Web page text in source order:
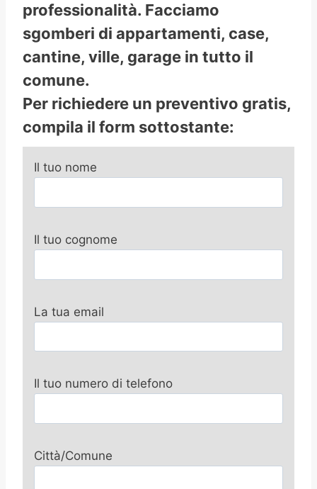
professionalità. Facciamo
sgomberi di appartamenti, case,
cantine, ville, garage in tutto il
comune.
Per richiedere un preventivo gratis,
compila il form sottostante:
Il tuo nome
Il tuo cognome
La tua email
Il tuo numero di telefono
Città/Comune